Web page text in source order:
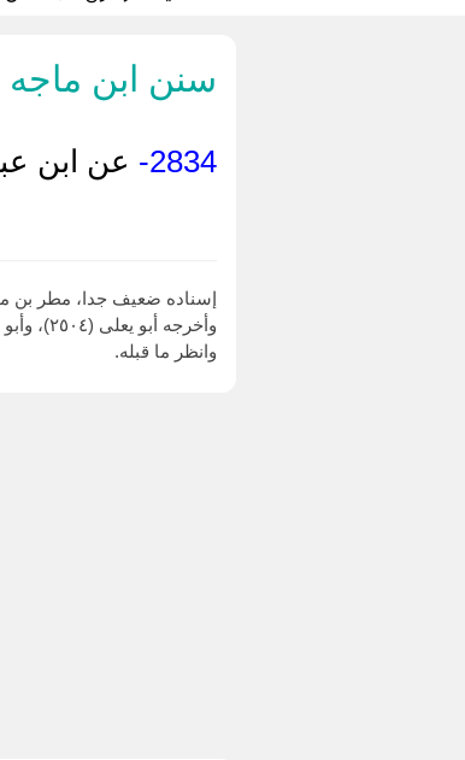
سنن ابن ماجه
2834- عن ابن
إسناده ضعيف جدا، مطر بن
وأخرجه أبو يعلى (٢٥٠٤)، وأبو عوانة (٦٥٣٩) و (٦٥٤٠)، والعقيلي في "الضعفاء" ٤/ ٢١٩، والطبراني (١١٧٩٨) من طريق يونس بن بكير، بهذا الإسناد.
وانظر ما قبله.